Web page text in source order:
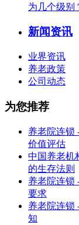
为几个级别
新闻资讯
业界资讯
养老政策
公司动态
为您推荐
养老院连锁
价值评估
中国养老机
的生存法则
养老院连锁
要求
养老院连锁
知